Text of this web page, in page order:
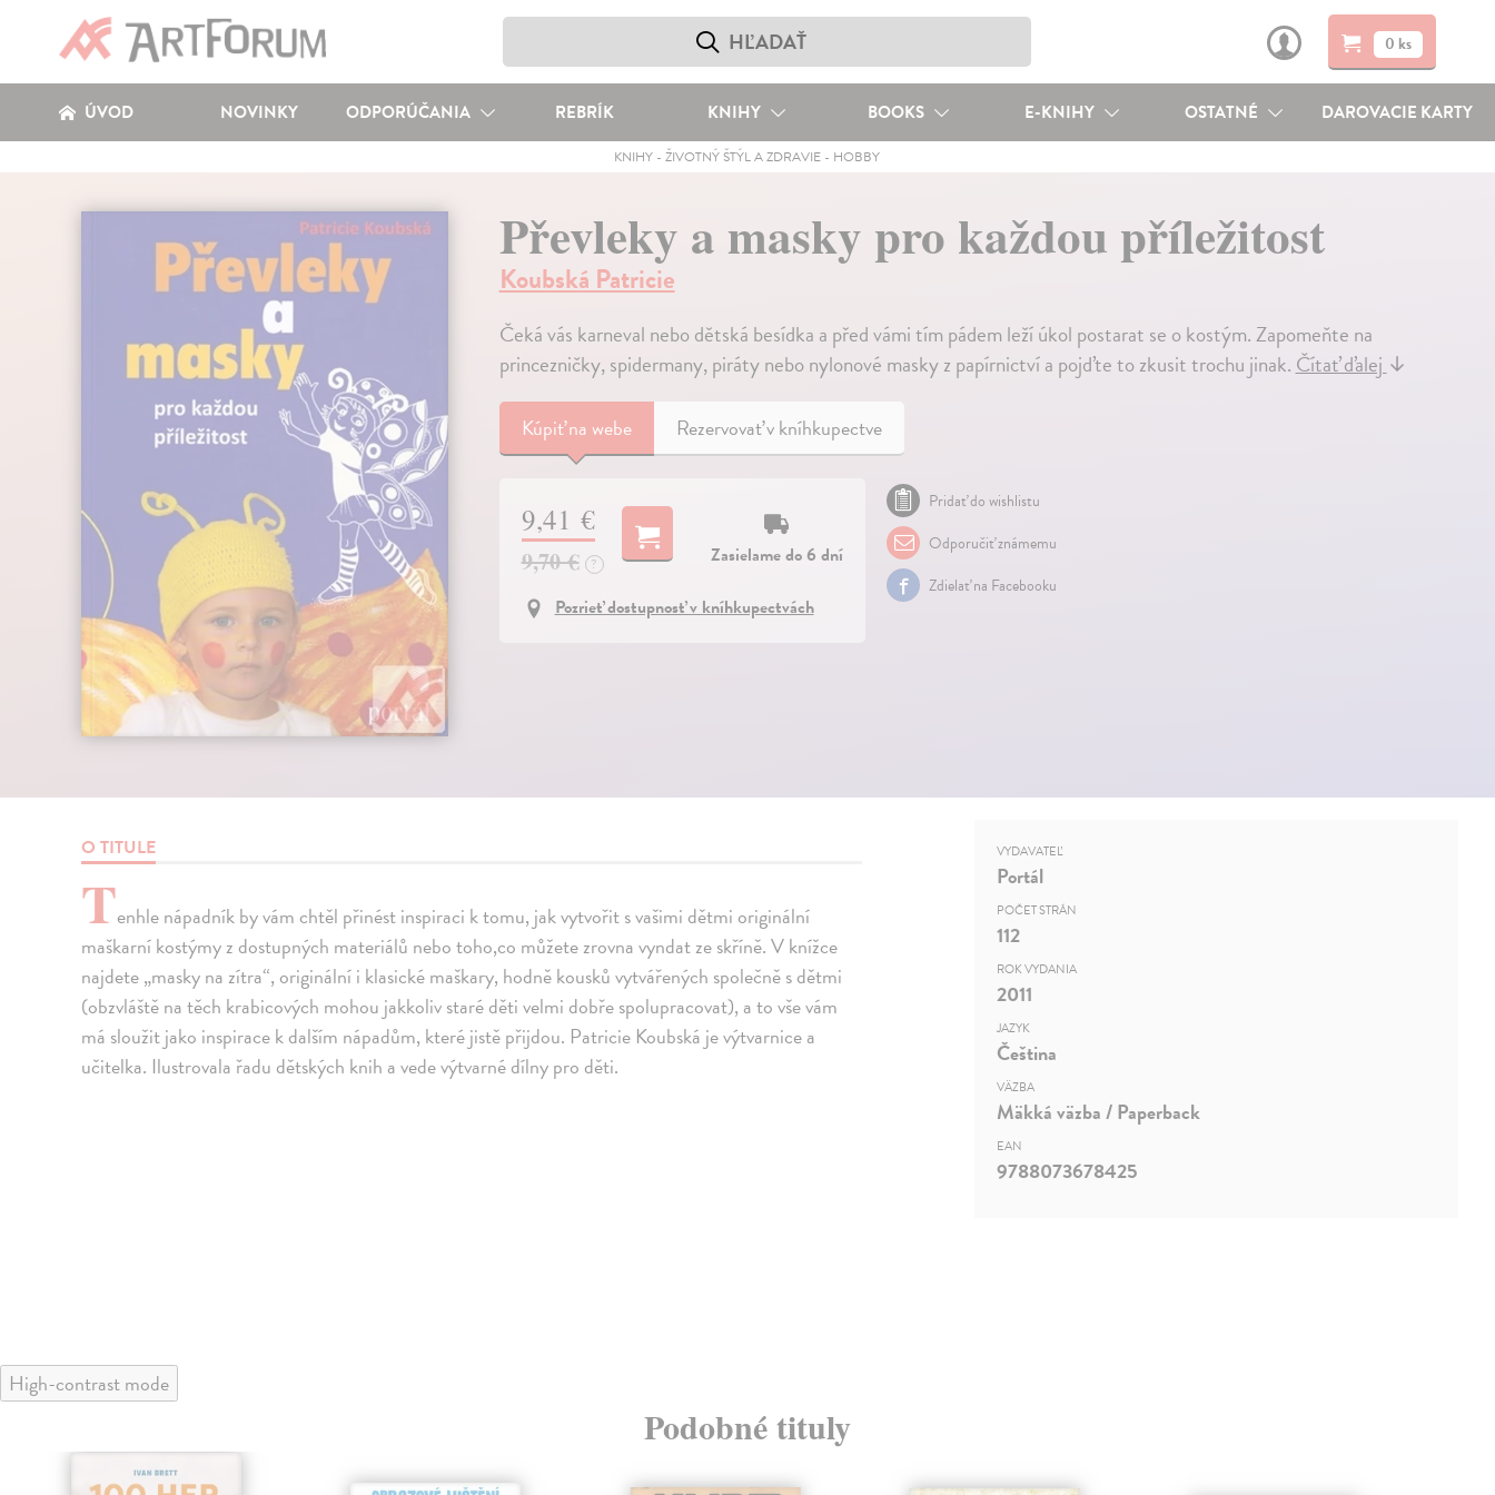
0 ks
ÚVOD NOVINKY ODPORÚČANIA REBRÍK KNIHY BOOKS E-KNIHY OSTATNÉ DAROVACIE KARTY
KNIHY -ŽIVOTNÝ ŠTÝL A ZDRAVIE - HOBBY
Převleky a masky pro každou příležitost
Koubská Patricie
Čeká vás karneval nebo dětská besídka a před vámi tím pádem leží úkol postarat se o kostým. Zapomeňte na
princezničky, spidermany, piráty nebo nylonové masky z papírnictví a pojďte to zkusit trochu jinak.Čítať ďalej↓
Kúpiťna webe Rezervovať v kníhkupectve
9,41 €
9,70 € ?
Zasielame do 6 dní
Pozrieť dostupnosť v kníhkupectvách
Pridať do wishlistu
Odporučiť známemu
Zdielať na Facebooku
O TITULE
Tenhle nápadník by vám chtěl přinést inspiraci k tomu, jak vytvořit s vašimi dětmi originální
maškarní kostýmy z dostupných materiálů nebo toho,co můžete zrovna vyndat ze skříně. V knížce
najdete „masky na zítra“, originální i klasické maškary, hodně kousků vytvářených společně s dětmi
(obzvláště na těch krabicových mohou jakkoliv staré děti velmi dobře spolupracovat), a to vše vám
má sloužit jako inspirace k dalším nápadům, které jistě přijdou. Patricie Koubská je výtvarnice a
učitelka. Ilustrovala řadu dětských knih a vede výtvarné dílny pro děti.
VYDAVATEĽ
Portál
POČET STRÁN
112
ROK VYDANIA
2011
JAZYK
Čeština
VÄZBA
Mäkká väzba / Paperback
EAN
9788073678425
High-contrast mode
Podobné tituly